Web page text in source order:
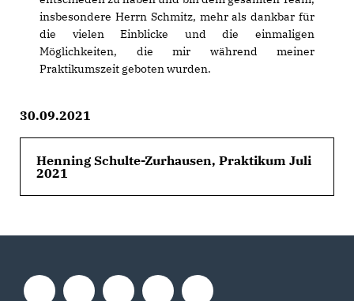
insbesondere Herrn Schmitz, mehr als dankbar für
die vielen Einblicke und die einmaligen
Möglichkeiten, die mir während meiner
Praktikumszeit geboten wurden.
30.09.2021
Henning Schulte-Zurhausen, Praktikum Juli
2021